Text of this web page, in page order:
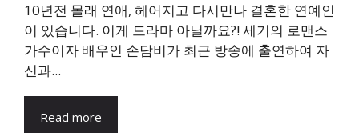
10년전 몰래 연애, 헤어지고 다시만나 결혼한 연예인
이 있습니다. 이게 드라마 아닐까요?! 세기의 로맨스
가수이자 배우인 손담비가 최근 방송에 출연하여 자
신과...
Read more